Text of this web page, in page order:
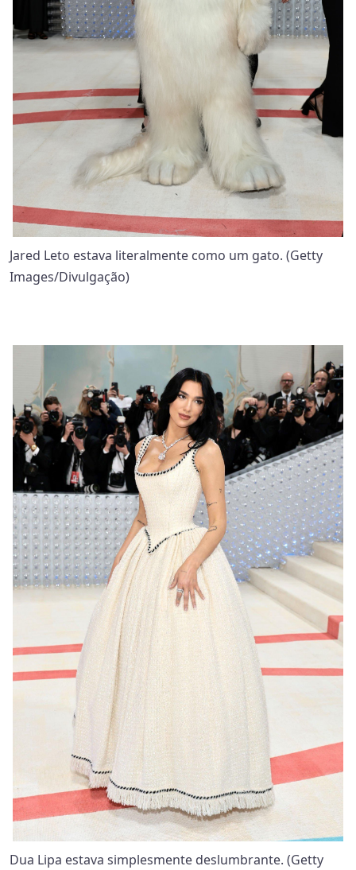
Jared Leto estava literalmente como um gato. (Getty
Images/Divulgação)
Dua Lipa estava simplesmente deslumbrante. (Getty